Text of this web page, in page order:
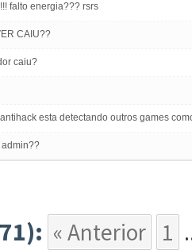
falto energia??? rsrs
CAIU??
caiu?
esta detectando outros games
« Anterior 1